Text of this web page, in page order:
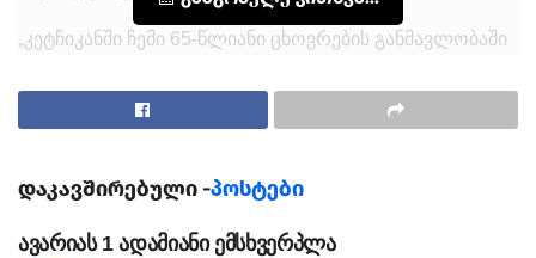
„კეტჩიკანში ჩემი 65-წლიანი ცხოვრების განმავლობაში
განაცხადა ქალაქის მერმა, დეივ კიფერმა.
ჩამოწოლის ადგილის მიმდებარე რაიონში
მეწყრის განმეორების საფრთხე, ამიტომ საგანგებო
დაკავშირებული -პოსტები
ავარიას 1 ადამიანი ემსხვერპლა